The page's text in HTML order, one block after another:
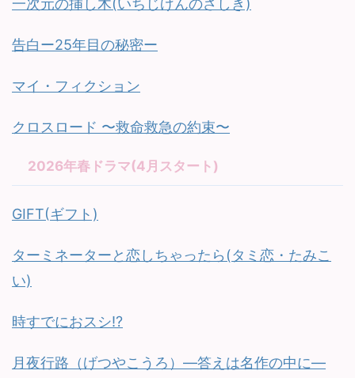
告白ー25年目の秘密ー
マイ・フィクション
クロスロード 〜救命救急の約束〜
2026年春ドラマ(4月スタート)
GIFT(ギフト)
ターミネーターと恋しちゃったら(タミ恋・たみこ
い)
時すでにおスシ!?
月夜行路（げつやこうろ）—答えは名作の中に—